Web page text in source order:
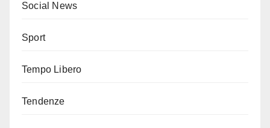
Social News
Sport
Tempo Libero
Tendenze